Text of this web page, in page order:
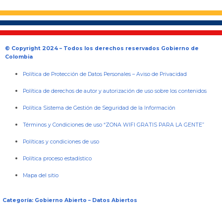
© Copyright 2024 – Todos los derechos reservados Gobierno de
Colombia
Política de Protección de Datos Personales –Aviso de Privacidad
Política de derechos de autor y autorización de uso sobre los contenidos
Política Sistema de Gestión de Seguridad de la Información
Términos y Condiciones de uso “ZONA WIFI GRATIS PARA LA GENTE”
Políticas y condiciones de uso
Política proceso estadístico
Mapa del sitio
Categoría: Gobierno Abierto – Datos Abiertos